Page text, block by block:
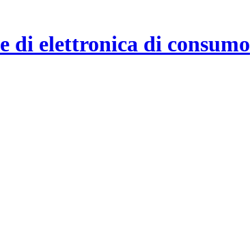
di elettronica di consumo